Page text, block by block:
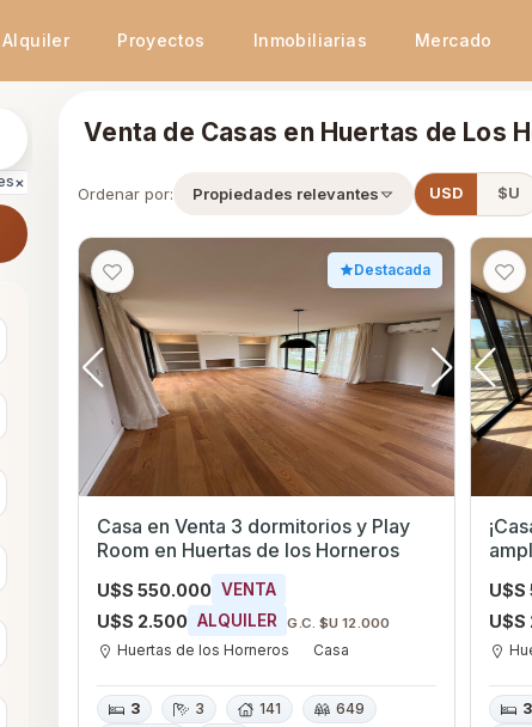
Alquiler Proyectos Inmobiliarias Mercado
×
Venta de Casas en Huertas de Los
Ordenar por: Propiedades relevantes USD $U
Destacada
Casa en Venta 3 dormitorios y Play
Room en Huertas de los Horneros
U$S 550.000 VENTA
U$S 2.500 ALQUILER G.C. $U 12.000
Huertas de los Horneros Casa
3 3 141
649
U$S
U$S
3